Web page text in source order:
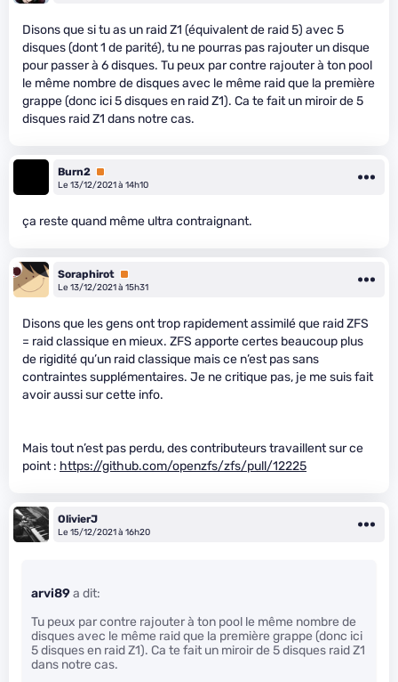
Disons que si tu as un raid Z1 (équivalent de raid 5) avec 5
disques (dont 1 de parité), tu ne pourras pas rajouter un disque
pour passer à 6 disques. Tu peux par contre rajouter à ton pool
le même nombre de disques avec le même raid que la première
grappe (donc ici 5 disques en raid Z1). Ca te fait un miroir de 5
disques raid Z1 dans notre cas.
Burn2 Premium
Le 13/12/2021 à 14h10
ça reste quand même ultra contraignant.
Soraphirot Premium
Le 13/12/2021 à 15h31
Disons que les gens ont trop rapidement assimilé que raid ZFS
= raid classique en mieux. ZFS apporte certes beaucoup plus
de rigidité qu’un raid classique mais ce n’est pas sans
contraintes supplémentaires. Je ne critique pas, je me suis fait
avoir aussi sur cette info.
Mais tout n’est pas perdu, des contributeurs travaillent sur ce
point : https://github.com/openzfs/zfs/pull/12225
OlivierJ
Le 15/12/2021 à 16h20
arvi89a dit:
Tu peux par contre rajouter à ton pool le même nombre de
disques avec le même raid que la première grappe (donc ici
5 disques en raid Z1). Ca te fait un miroir de 5 disques raid Z1
dans notre cas.